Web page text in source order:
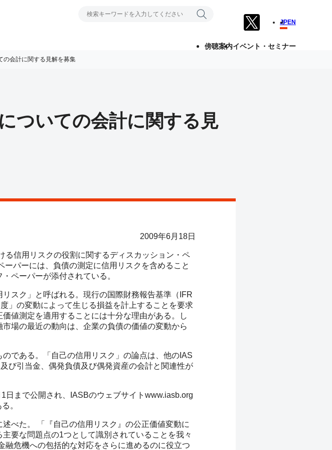
傍聴案内イベント・セミナー
JPEN
の会計に関する見解を募集
ついての会計に関する見
2009年6月18日
る信用リスクの役割に関するディスカッション・ペ
パーには、負債の測定に信用リスクを含めること
ペーパーが添付されている。
スク」と呼ばれる。現行の国際財務報告基準（IFR
」の変動によって生じる損益を計上することを要求
値測定を適用することには十分な理由がある。し
場の最近の動向は、企業の負債の価値の変動から
である。「自己の信用リスク」の論点は、他のIAS
び引当金、偶発負債及び偶発資産の会計と関連性が
まで公開され、IASBのウェブサイトwww.iasb.org
。
べた。 「『自己の信用リスク』の公正価値変動に
要な問題点の1つとして識別されていることを我々
危機への包括的な対応をさらに進めるのに役立つ